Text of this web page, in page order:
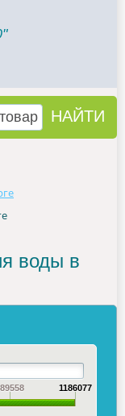
воды в
1186077